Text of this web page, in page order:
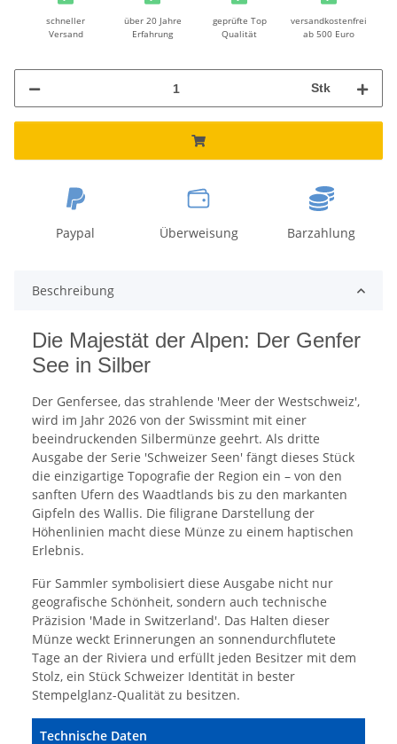
schneller
Versand
über 20 Jahre
Erfahrung
geprüfte Top
Qualität
versandkostenfrei
ab 500 Euro
Stk
Paypal Überweisung Barzahlung
Beschreibung
Die Majestät der Alpen: Der Genfer
See in Silber
Der Genfersee, das strahlende 'Meer der Westschweiz',
wird im Jahr 2026 von der Swissmint mit einer
beeindruckenden Silbermünze geehrt. Als dritte
Ausgabe der Serie 'Schweizer Seen' fängt dieses Stück
die einzigartige Topografie der Region ein – von den
sanften Ufern des Waadtlands bis zu den markanten
Gipfeln des Wallis. Die filigrane Darstellung der
Höhenlinien macht diese Münze zu einem haptischen
Erlebnis.
Für Sammler symbolisiert diese Ausgabe nicht nur
geografische Schönheit, sondern auch technische
Präzision 'Made in Switzerland'. Das Halten dieser
Münze weckt Erinnerungen an sonnendurchflutete
Tage an der Riviera und erfüllt jeden Besitzer mit dem
Stolz, ein Stück Schweizer Identität in bester
Stempelglanz-Qualität zu besitzen.
Technische Daten